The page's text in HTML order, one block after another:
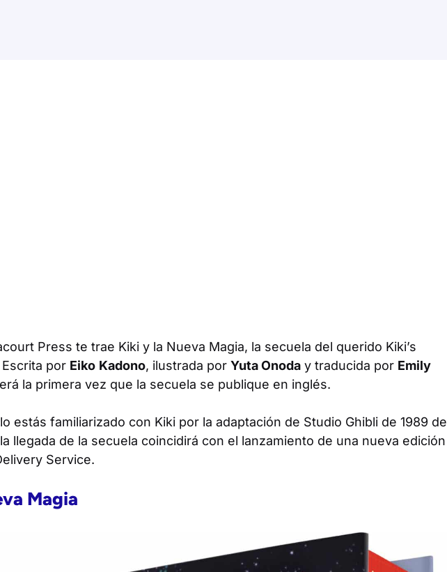
Press te trae Kiki y la Nueva Magia, la secuela del querido Kiki’s
Escrita por Eiko Kadono, ilustrada por Yuta Onoda y traducida por Emily
la primera vez que la secuela se publique en inglés.
estás familiarizado con Kiki por la adaptación de Studio Ghibli de 1989 de
llegada de la secuela coincidirá con el lanzamiento de una nueva edición
Service.
Magia